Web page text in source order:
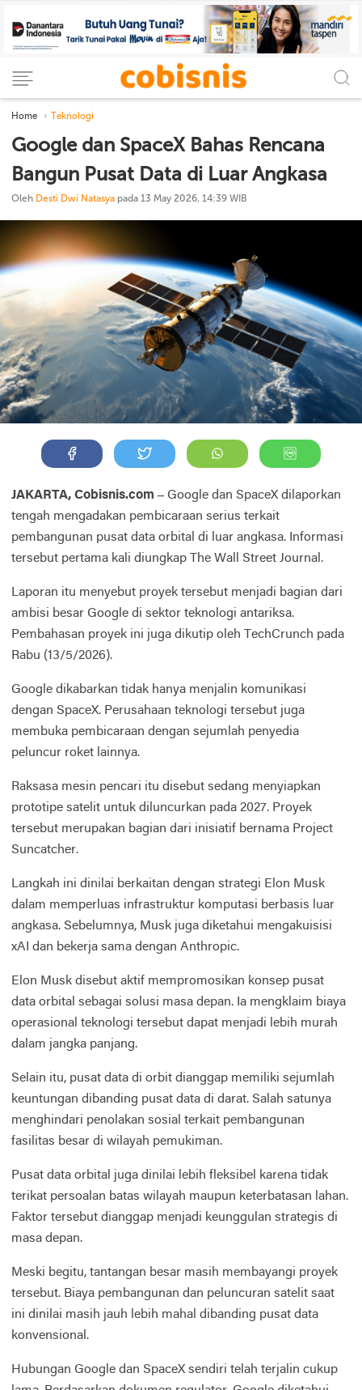
Home Teknologi
Google dan SpaceX Bahas Rencana
Bangun Pusat Data di Luar Angkasa
Oleh Desti Dwi Natasya pada 13 May 2026, 14:39 WIB
JAKARTA, Cobisnis.com – Google dan SpaceX dilaporkan
tengah mengadakan pembicaraan serius terkait
pembangunan pusat data orbital di luar angkasa. Informasi
tersebut pertama kali diungkap The Wall Street Journal.
Laporan itu menyebut proyek tersebut menjadi bagian dari
ambisi besar Google di sektor teknologi antariksa.
Pembahasan proyek ini juga dikutip oleh TechCrunch pada
Rabu (13/5/2026).
Google dikabarkan tidak hanya menjalin komunikasi
dengan SpaceX. Perusahaan teknologi tersebut juga
membuka pembicaraan dengan sejumlah penyedia
peluncur roket lainnya.
Raksasa mesin pencari itu disebut sedang menyiapkan
prototipe satelit untuk diluncurkan pada 2027. Proyek
tersebut merupakan bagian dari inisiatif bernama Project
Suncatcher.
Langkah ini dinilai berkaitan dengan strategi Elon Musk
dalam memperluas infrastruktur komputasi berbasis luar
angkasa. Sebelumnya, Musk juga diketahui mengakuisisi
xAI dan bekerja sama dengan Anthropic.
Elon Musk disebut aktif mempromosikan konsep pusat
data orbital sebagai solusi masa depan. Ia mengklaim biaya
operasional teknologi tersebut dapat menjadi lebih murah
dalam jangka panjang.
Selain itu, pusat data di orbit dianggap memiliki sejumlah
keuntungan dibanding pusat data di darat. Salah satunya
menghindari penolakan sosial terkait pembangunan
fasilitas besar di wilayah pemukiman.
Pusat data orbital juga dinilai lebih fleksibel karena tidak
terikat persoalan batas wilayah maupun keterbatasan lahan.
Faktor tersebut dianggap menjadi keunggulan strategis di
masa depan.
Meski begitu, tantangan besar masih membayangi proyek
tersebut. Biaya pembangunan dan peluncuran satelit saat
ini dinilai masih jauh lebih mahal dibanding pusat data
konvensional.
Hubungan Google dan SpaceX sendiri telah terjalin cukup